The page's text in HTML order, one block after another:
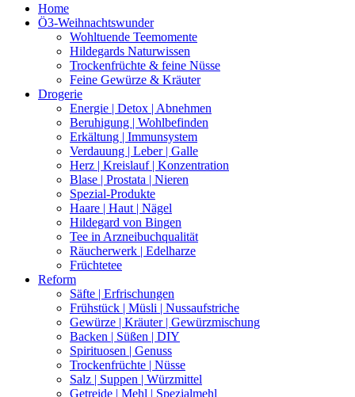
Home
Ö3-Weihnachtswunder
Wohltuende Teemomente
Hildegards Naturwissen
Trockenfrüchte & feine Nüsse
Feine Gewürze & Kräuter
Drogerie
Energie | Detox | Abnehmen
Beruhigung | Wohlbefinden
Erkältung | Immunsystem
Verdauung | Leber | Galle
Herz | Kreislauf | Konzentration
Blase | Prostata | Nieren
Spezial-Produkte
Haare | Haut | Nägel
Hildegard von Bingen
Tee in Arzneibuchqualität
Räucherwerk | Edelharze
Früchtetee
Reform
Säfte | Erfrischungen
Frühstück | Müsli | Nussaufstriche
Gewürze | Kräuter | Gewürzmischung
Backen | Süßen | DIY
Spirituosen | Genuss
Trockenfrüchte | Nüsse
Salz | Suppen | Würzmittel
Getreide | Mehl | Spezialmehl